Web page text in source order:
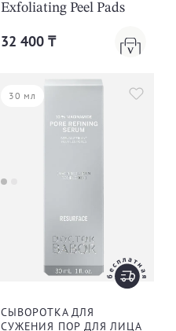
Exfoliating Peel Pads
32 400 ₸
30 мл
СЫВОРОТКА ДЛЯ
СУЖЕНИЯ ПОР ДЛЯ ЛИЦА